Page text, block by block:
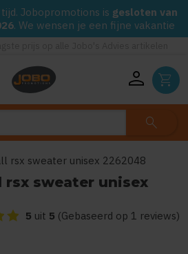
Jobopromotions is gesloten van
. We wensen je een fijne vakantie
person shopping_cart
search
rsx sweater unisex 2262048
sweater unisex
van dit product is5 van de 5
5 uit 5 (Gebaseerd op 1 reviews)